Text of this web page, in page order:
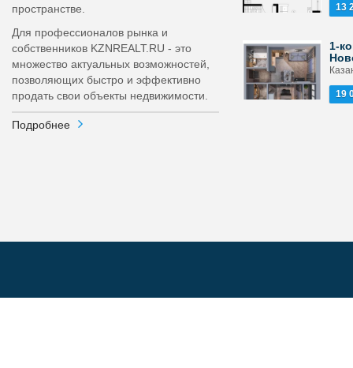
пространстве.
Для профессионалов рынка и
собственников KZNREALT.RU - это
множество актуальных возможностей,
позволяющих быстро и эффективно
продать свои объекты недвижимости.
Подробнее
13
1-
19